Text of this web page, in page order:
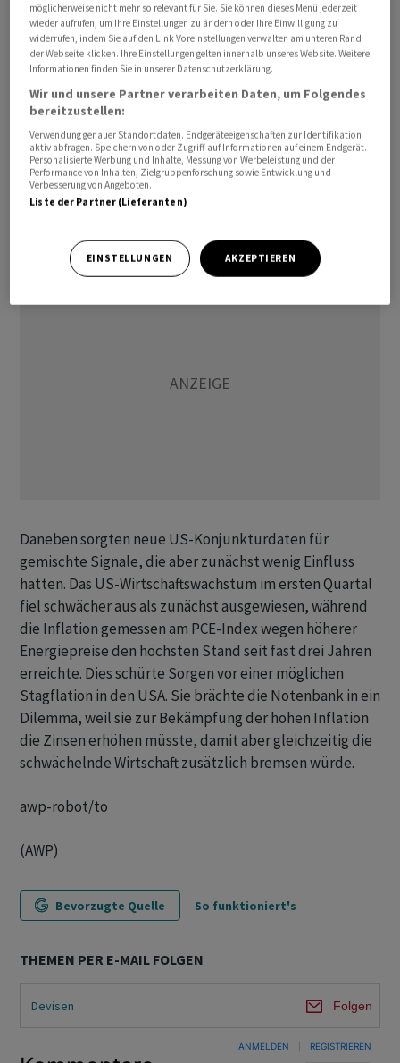
der seit Beginn des Konflikts zusammen mit dem
Ölpreis als sicherer Hafen gesucht war. Händler setzten
darauf, dass bei einer Entspannung wieder mehr Öl aus
der Golfregion auf den Markt gelangen könnte.
Devisenhändler griffen daher wieder vermehrt zu
Greenback.
Der Euro legte zum Dollar leicht auf 1,1647 US-Dollar zu
nach 1,1637 am Nachmittag. Gegenüber dem Vorabend
Daneben sorgten neue US-Konjunkturdaten für
gemischte Signale, die aber zunächst wenig Einfluss
hatten. Das US-Wirtschaftswachstum im ersten Quartal
fiel schwächer aus als zunächst ausgewiesen, während
die Inflation gemessen am PCE-Index wegen höherer
Energiepreise den höchsten Stand seit fast drei Jahren
erreichte. Dies schürte Sorgen vor einer möglichen
Stagflation in den USA. Sie brächte die Notenbank in ein
Dilemma, weil sie zur Bekämpfung der hohen Inflation
die Zinsen erhöhen müsste, damit aber gleichzeitig die
schwächelnde Wirtschaft zusätzlich bremsen würde.
awp-robot/to
(AWP)
Bevorzugte Quelle So funktioniert's
THEMEN PER E-MAIL FOLGEN
Devisen Folgen
ANMELDEN REGISTRIEREN
möglicherweise nicht mehr so relevant für Sie. Sie können dieses Menü jederzeit
wieder aufrufen, um Ihre Einstellungen zu ändern oder Ihre Einwilligung zu
widerrufen, indem Sie auf den Link Voreinstellungen verwalten am unteren Rand
der Webseite klicken. Ihre Einstellungen gelten innerhalb unseres Website. Weitere
Informationen finden Sie in unserer Datenschutzerklärung.
Wir und unsere Partner verarbeiten Daten, um Folgendes
bereitzustellen:
Verwendung genauer Standortdaten. Endgeräteeigenschaften zur Identifikation
aktiv abfragen. Speichern von oder Zugriff auf Informationen auf einem Endgerät.
Personalisierte Werbung und Inhalte, Messung von Werbeleistung und der
Performance von Inhalten, Zielgruppenforschung sowie Entwicklung und
Verbesserung von Angeboten.
Liste der Partner (Lieferanten)
EINSTELLUNGEN AKZEPTIEREN